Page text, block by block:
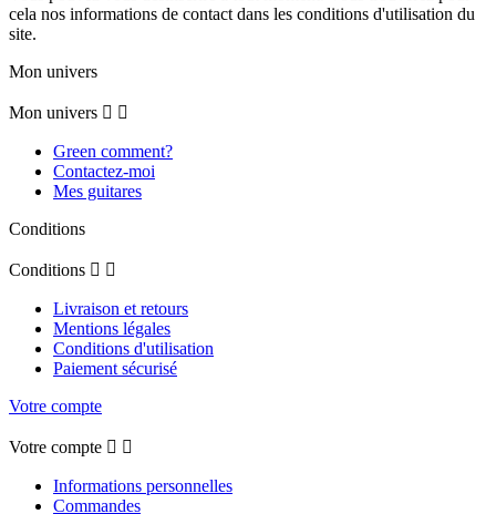
cela nos informations de contact dans les conditions d'utilisation du
site.
Mon univers
Mon univers  
Green comment?
Contactez-moi
Mes guitares
Conditions
Conditions  
Livraison et retours
Mentions légales
Conditions d'utilisation
Paiement sécurisé
Votre compte
Votre compte  
Informations personnelles
Commandes